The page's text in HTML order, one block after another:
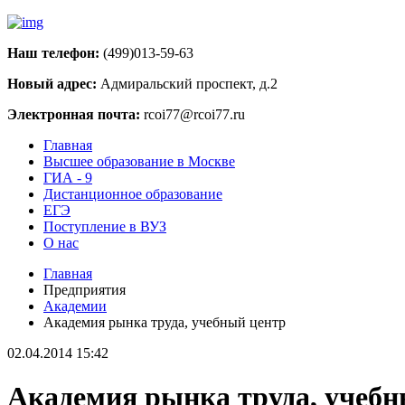
Наш телефон: (499)013-59-63
Новый адрес: Адмиральский проспект, д.2
Электронная почта: rcoi77@rcoi77.ru
Главная
Высшее образование в Москве
ГИА - 9
Дистанционное образование
ЕГЭ
Поступление в ВУЗ
О нас
Главная
Предприятия
Академии
Академия рынка труда, учебный центр
02.04.2014 15:42
Академия рынка труда,